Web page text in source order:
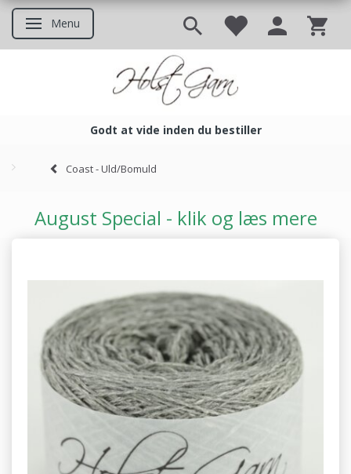
Skifte navigation
Menu
Godt at vide inden du bestiller
Coast - Uld/Bomuld
August Special - klik og læs mere